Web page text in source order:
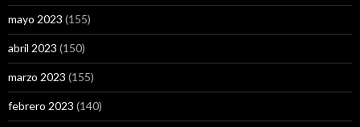
mayo 2023 (155)
abril 2023 (150)
marzo 2023 (155)
febrero 2023 (140)